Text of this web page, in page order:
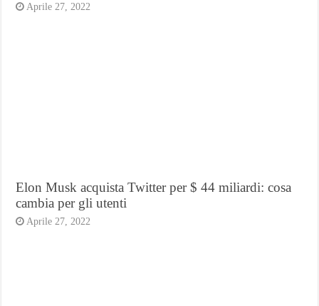
Aprile 27, 2022
Elon Musk acquista Twitter per $ 44 miliardi: cosa
cambia per gli utenti
Aprile 27, 2022